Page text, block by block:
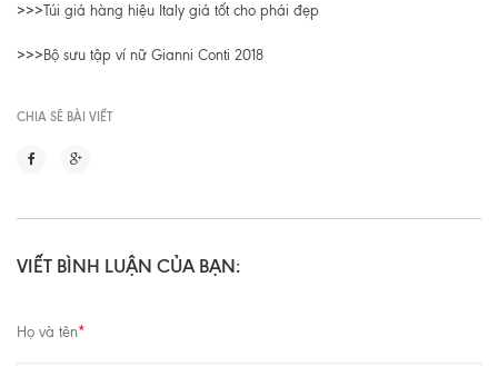
>>>Túi giá hàng hiệu Italy giá tốt cho phái đẹp
>>> Bộ sưu tập ví nữ Gianni Conti 2018
CHIA SẼ BÀI VIẾT
VIẾT BÌNH LUẬN CỦA BẠN:
Họ và tên*